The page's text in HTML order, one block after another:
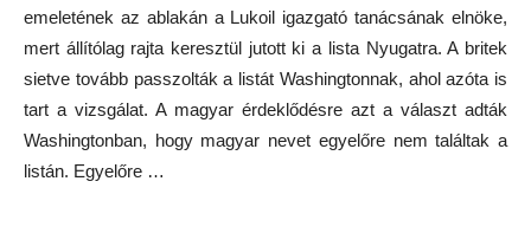
emeletének az ablakán a Lukoil igazgató tanácsának elnöke,
mert állítólag rajta keresztül jutott ki a lista Nyugatra. A britek
sietve tovább passzolták a listát Washingtonnak, ahol azóta is
tart a vizsgálat. A magyar érdeklődésre azt a választ adták
Washingtonban, hogy magyar nevet egyelőre nem találtak a
listán. Egyelőre …